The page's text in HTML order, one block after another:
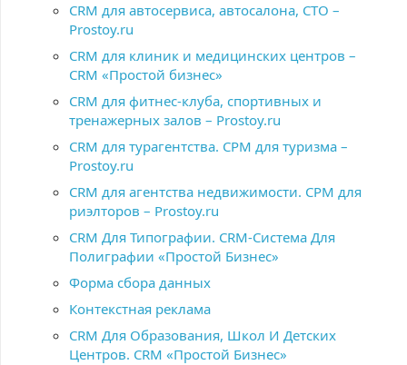
CRM для автосервиса, автосалона, СТО –
Prostoy.ru
CRM для клиник и медицинских центров –
CRM «Простой бизнес»
CRM для фитнес-клуба, спортивных и
тренажерных залов – Prostoy.ru
CRM для турагентства. СРМ для туризма –
Prostoy.ru
CRM для агентства недвижимости. CPM для
риэлторов – Prostoy.ru
CRM Для Типографии. CRM-Система Для
Полиграфии «Простой Бизнес»
Форма сбора данных
Контекстная реклама
CRM Для Образования, Школ И Детских
Центров. CRM «Простой Бизнес»